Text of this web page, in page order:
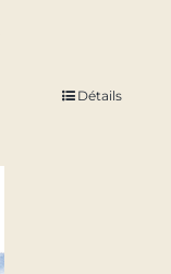
Détails